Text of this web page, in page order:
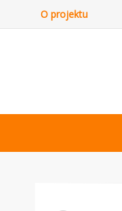
O projektu